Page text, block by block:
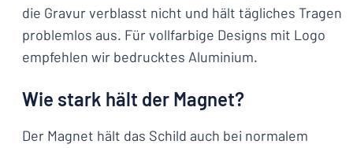
die Gravur verblasst nicht und hält tägliches Tragen
problemlos aus. Für vollfarbige Designs mit Logo
empfehlen wir bedrucktes Aluminium.
Wie stark hält der Magnet?
Der Magnet hält das Schild auch bei normalem